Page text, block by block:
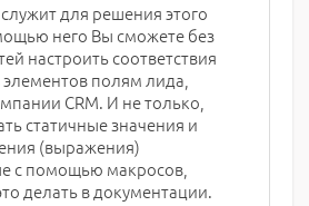
для решения этого
него Вы сможете без
настроить соответствия
полям лида,
CRM. И не только,
статичные значения и
(выражения)
с помощью макросов,
делать в документации.